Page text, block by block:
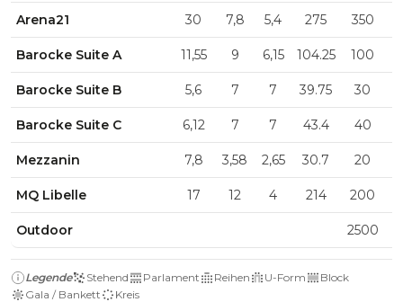
Arena21 30 7,8 5,4 275 350
Barocke Suite A 11,55 9 6,15 104.25 100
Barocke Suite B 5,6 7 7 39.75 30
Barocke Suite C 6,12 7 7 43.4 40
Mezzanin 7,8 3,58 2,65 30.7 20
MQ Libelle 17 12 4 214 200
Outdoor 2500
Legende Stehend Parlament Reihen U-Form
Block
Gala / Bankett
Kreis